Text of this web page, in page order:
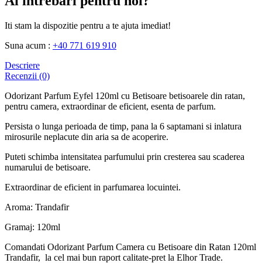
Iti stam la dispozitie pentru a te ajuta imediat!
Suna acum : +40 771 619 910
Descriere
Recenzii (0)
Odorizant Parfum Eyfel 120ml cu Betisoare betisoarele din ratan,
pentru camera, extraordinar de eficient, esenta de parfum.
Persista o lunga perioada de timp, pana la 6 saptamani si inlatura
mirosurile neplacute din aria sa de acoperire.
Puteti schimba intensitatea parfumului prin cresterea sau scaderea
numarului de betisoare.
Extraordinar de eficient in parfumarea locuintei.
Aroma: Trandafir
Gramaj: 120ml
Comandati Odorizant Parfum Camera cu Betisoare din Ratan 120ml
Trandafir, la cel mai bun raport calitate-pret la Elhor Trade.